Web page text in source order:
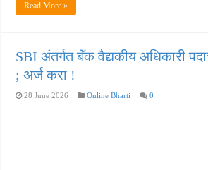
Read More »
SBI अंतर्गत बॅंक वैद्यकीय अधिकारी
; अर्ज करा !
28 June 2026 Online Bharti 0